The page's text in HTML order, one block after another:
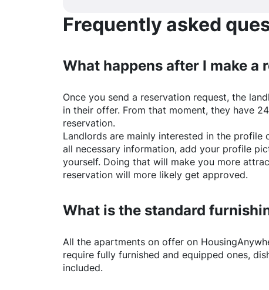
Frequently asked
What happens after I make a
Once you send a reservation request, the
in their offer. From that moment, they have
reservation.
Landlords are mainly interested in the
all necessary information, add your profile
yourself. Doing that will make you more
reservation will more likely get approved.
What is the standard
All the apartments on offer on
require fully furnished and equipped ones,
included.